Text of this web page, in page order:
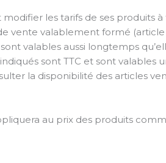
les tarifs de ses produits
vente valablement formé (article
valables aussi longtemps
indiqués sont TTC et sont
la disponibilité des articles
au prix des produits